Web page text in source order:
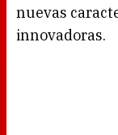
nuevas
innovadoras.